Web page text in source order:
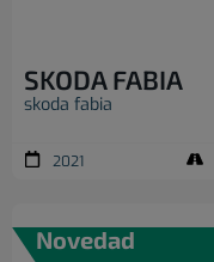
SKODA FABIA
skoda fabia
2021
Novedad